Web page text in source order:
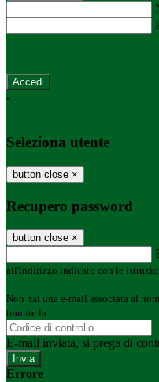
-
Seleziona utente
button close ×
Recupero password
button close ×
all'indirizzo indicato con le
Non hai una e-mail associata al
tramite la
E-mail inviata, si prega di
Errore